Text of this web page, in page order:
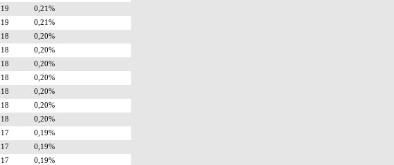
19
0,21%
19
0,21%
18
0,20%
18
0,20%
18
0,20%
18
0,20%
18
0,20%
18
0,20%
18
0,20%
17
0,19%
17
0,19%
17
0,19%